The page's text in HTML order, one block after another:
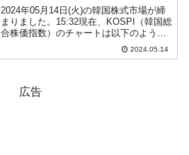
2024年05月14日(火)の韓国株式市場が締
まりました。15:32現在、KOSPI（韓国総
合株価指数）のチャートは以下のように
『Investing.com』より引用）。投資家別
2024.05.14
広告